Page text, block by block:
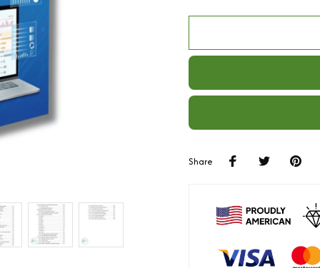
Share